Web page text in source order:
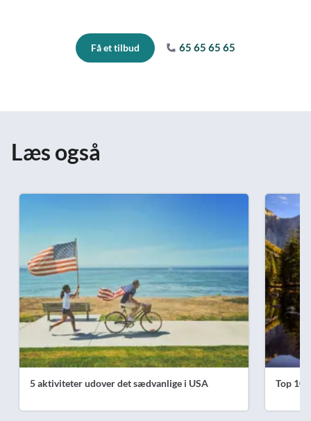
Få et tilbud 65 65 65 65
Læs også
5 aktiviteter udover det sædvanlige i USA Top 10